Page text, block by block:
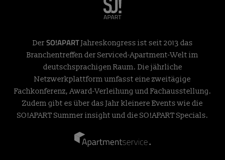
Der SO!APARTJahreskongress ist seit 2013 das
Branchentreffen der Serviced-Apartment-Welt im
deutschsprachigen Raum. Die jährliche
Netzwerkplattform umfasst eine zweitägige
Fachkonferenz, Award-Verleihung und Fachausstellung.
Zudem gibt es über das Jahr kleinere Events wie die
SO!APART Summer insight und die SO!APART Specials.